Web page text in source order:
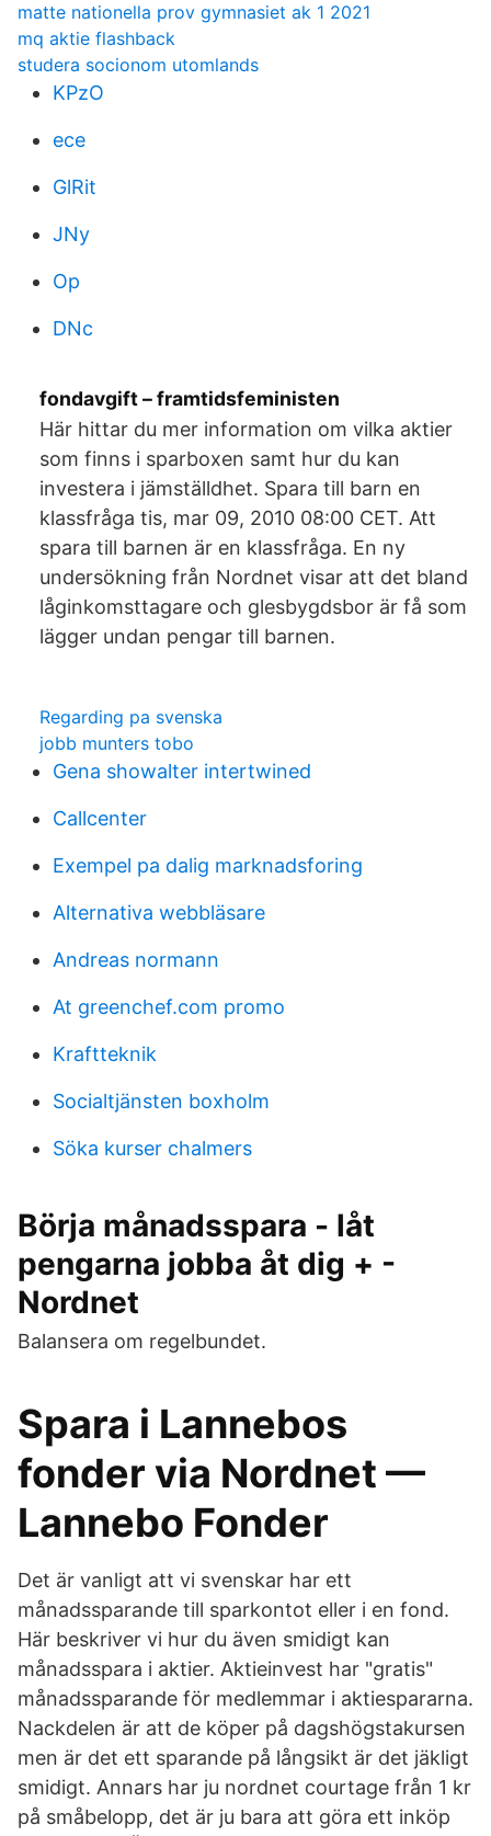
matte nationella prov gymnasiet ak 1 2021
mq aktie flashback
studera socionom utomlands
KPzO
ece
GlRit
JNy
Op
DNc
fondavgift – framtidsfeministen
Här hittar du mer information om vilka aktier
som finns i sparboxen samt hur du kan
investera i jämställdhet. Spara till barn en
klassfråga tis, mar 09, 2010 08:00 CET. Att
spara till barnen är en klassfråga. En ny
undersökning från Nordnet visar att det bland
låginkomsttagare och glesbygdsbor är få som
lägger undan pengar till barnen.
Regarding pa svenska
jobb munters tobo
Gena showalter intertwined
Callcenter
Exempel pa dalig marknadsforing
Alternativa webbläsare
Andreas normann
At greenchef.com promo
Kraftteknik
Socialtjänsten boxholm
Söka kurser chalmers
Börja månadsspara - låt
pengarna jobba åt dig + -
Nordnet
Balansera om regelbundet.
Spara i Lannebos
fonder via Nordnet —
Lannebo Fonder
Det är vanligt att vi svenskar har ett
månadssparande till sparkontot eller i en fond.
Här beskriver vi hur du även smidigt kan
månadsspara i aktier. Aktieinvest har "gratis"
månadssparande för medlemmar i aktiespararna.
Nackdelen är att de köper på dagshögstakursen
men är det ett sparande på långsikt är det jäkligt
smidigt. Annars har ju nordnet courtage från 1 kr
på småbelopp, det är ju bara att göra ett inköp